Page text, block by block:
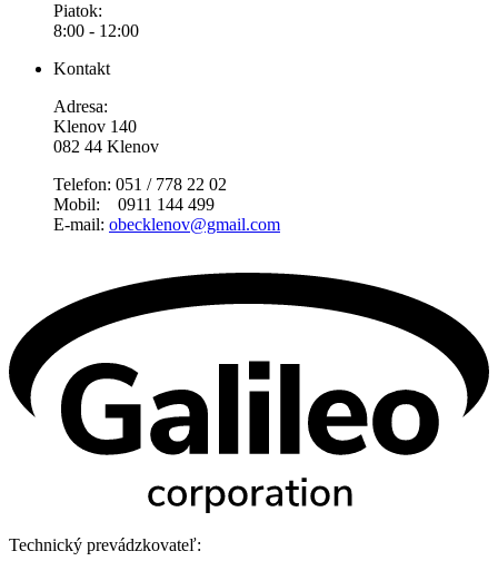
Piatok:
8:00 - 12:00
Kontakt
Adresa:
Klenov 140
082 44 Klenov
Telefon: 051 / 778 22 02
Mobil: 0911 144 499
E-mail: obecklenov@gmail.com
Technický prevádzkovateľ: